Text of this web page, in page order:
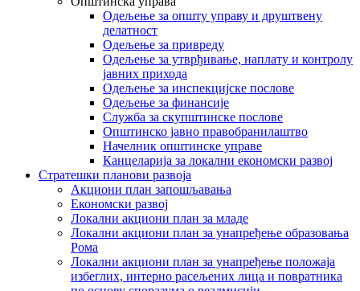
Одељење за општу управу и друштвену
делатност
Одељење за привреду
Одељење за утврђивање, наплату и контролу
јавних прихода
Одељење за инспекцијске послове
Одељење за финансије
Служба за скупштинске послове
Општинско јавно правобранилаштво
Начелник општинске управе
Канцеларија за локални економски развој
Стратешки планови развоја
Акциони план запошљавања
Економски развој
Локални акциони план за младе
Локални акциони план за унапређење образовања
Рома
Локални акциони план за унапређење положаја
избеглих, интерно расељених лица и повратника